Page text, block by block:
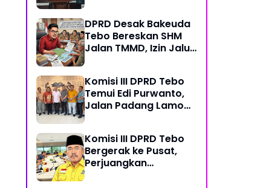
Perintis
DPRD Desak Bakeuda
Tebo Bereskan SHM
Jalan TMMD, Izin Jalur
Komisi III DPRD Tebo
Temui Edi Purwanto,
Jalan Padang Lamo
Komisi III DPRD Tebo
Bergerak ke Pusat,
Perjuangkan